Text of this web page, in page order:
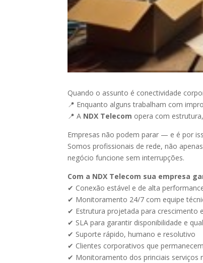
Quando o assunto é conectividade
📍 Enquanto alguns trabalham com
📍 A NDX Telecom opera com
Empresas não podem parar — e é por
Somos profissionais de rede, não
negócio funcione sem interrupções.
Com a NDX Telecom sua empresa
✔ Conexão estável e de alta
✔ Monitoramento 24/7 com equipe
✔ Estrutura projetada para crescimento
✔ SLA para garantir disponibilidade e
✔ Suporte rápido, humano e resolutivo
✔ Clientes corporativos que
✔ Monitoramento dos princiais serviços